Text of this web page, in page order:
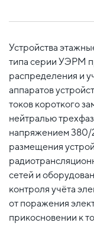
Устройства
типа серии УЭРМ
распределения и
аппаратов
токов короткого
нейтралью
напряжением 380/
размещения
сетей и
контроля учёта
от поражения
прикосновении к